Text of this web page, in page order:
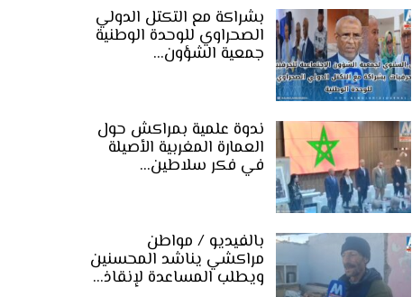
بشراكة مع التكتل الدولي
الصحراوي للوحدة الوطنية
جمعية الشؤون…
ندوة علمية بمراكش حول
العمارة المغربية الأصيلة
في فكر سلاطين…
بالفيديو / مواطن
مراكشي يناشد المحسنين
ويطلب المساعدة لإنقاذ…